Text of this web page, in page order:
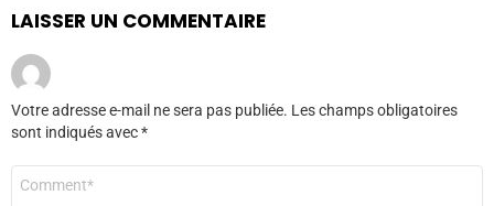
LAISSER UN COMMENTAIRE
Votre adresse e-mail ne sera pas publiée. Les champs obligatoires
sont indiqués avec*
Commentaire